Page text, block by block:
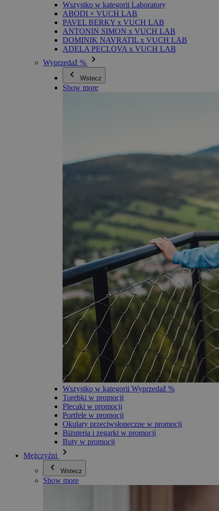
Wszystko w kategorii Laboratory
ABODI × VUCH LAB
PAVEL BERKY x VUCH LAB
ANTONIN SIMON x VUCH LAB
DOMINIK NAVRATIL x VUCH LAB
ADELA PECLOVA x VUCH LAB
Wyprzedaž %
Wstecz
Show more
Wszystko w kategorii Wyprzedaž %
Torebki w promocji
Plecaki w promocji
Portfele w promocji
Okulary przeciwsłoneczne w promocji
Biżuteria i zegarki w promocji
Buty w promocji
Mężczyźni
Wstecz
Show more